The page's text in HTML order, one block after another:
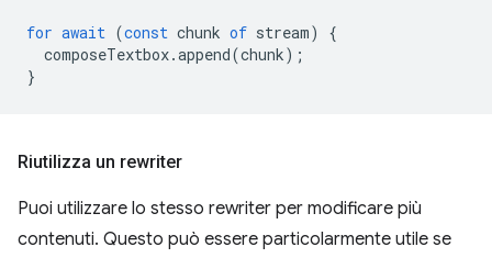
for await (const chunk of stream)
{
composeTextbox.append(chunk);
}
Riutilizza un rewriter
Puoi utilizzare lo stesso rewriter per modificare più
contenuti. Questo può essere particolarmente utile se